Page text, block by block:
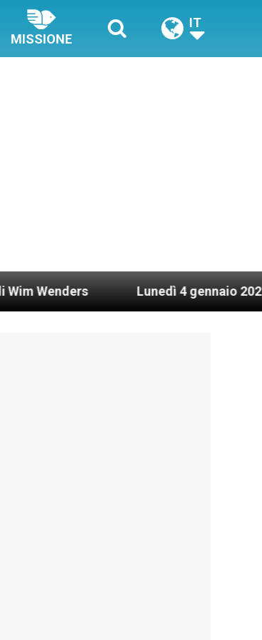
MISSIONE
IT
Lunedì 4 gennaio 2021: Possesso